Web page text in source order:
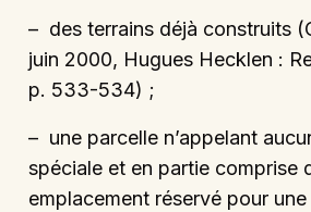
– des terrains déjà construits
juin 2000, Hugues Hecklen :
p. 533-534) ;
– une parcelle n’appelant
spéciale et en partie comprise
emplacement réservé pour